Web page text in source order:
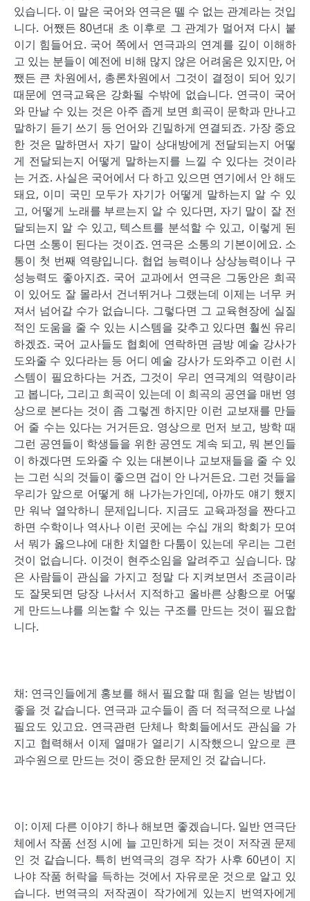
있습니다. 이 말은 국어와 연극은 뗄 수 없는 관계라는 것입
니다. 어쨌든 80년대 초 이후로 그 관계가 멀어져 다시 붙
이기 힘들어요. 국어 쪽에서 연극과의 연계를 깊이 이해하
고 있는 분들이 예전에 비해 많지 않은 어려움은 있지만, 어
쨌든 큰 차원에서, 총론차원에서 그것이 결정이 되어 있기
때문에 연극교육은 강화될 수밖에 없습니다. 연극이 국어
와 만날 수 있는 것은 아주 좁게 보면 희곡이 문학과 만나고
말하기 듣기 쓰기 등 언어와 긴밀하게 연결되죠. 가장 중요
한 것은 말하면서 자기 말이 상대방에게 전달되는지 어떻
게 전달되는지 어떻게 말하는지를 느낄 수 있다는 것이라
는 거죠. 사실은 국어에서 다 하고 있으면 연기에서 안 해도
돼요, 이미 국민 모두가 자기가 어떻게 말하는지 알 수 있
고, 어떻게 노래를 부르는지 알 수 있다면, 자기 말이 잘 전
달되는지 알 수 있고, 텍스트를 분석할 수 있고, 이렇게 된
다면 소통이 된다는 것이죠. 연극은 소통의 기본이에요. 소
통이 첫 번째 역량입니다. 협업 능력이나 상상능력이나 구
성능력도 좋아지죠. 국어 교과에서 연극은 그동안은 희곡
이 있어도 잘 몰라서 건너뛰거나 그랬는데 이제는 너무 커
져서 넘어갈 수가 없습니다. 그렇다면 그 교육현장에 실질
적인 도움을 줄 수 있는 시스템을 갖추고 있다면 훨씬 유리
하겠죠. 국어 교사들도 협회에 연락하면 금방 예술 강사가
도와줄 수 있다라는 등 어디 예술 강사가 도와주고 이런 시
스템이 필요하다는 거죠, 그것이 우리 연극계의 역량이라
고 봅니다, 그리고 희곡이 있는데 이 희곡의 공연을 매번 영
상으로 본다는 것이 좀 그렇겐 하지만 이런 교보재를 만들
어 줄 수는 있다는 거거든요. 영상으로 먼저 보고, 방학 때
그런 공연들이 학생들을 위한 공연도 계속 되고, 뭐 본인들
이 하겠다면 도와줄 수 있는 대본이나 교보재들을 줄 수 있
는 그런 식의 것들이 좋으면 겁이 안 나거든요. 그런 것들을
우리가 앞으로 어떻게 해 나가는가인데, 아까도 얘기 했지
만 워낙 열악하니 문제입니다. 지금도 교육과정을 짠다고
하면 수학이나 역사나 이런 곳에는 수십 개의 학회가 모여
서 뭐가 옳으냐에 대한 치열한 다툼이 있는데 우리는 그런
것이 없습니다. 이것이 현주소임을 알려주고 싶습니다. 많
은 사람들이 관심을 가지고 정말 다 지켜보면서 조금이라
도 잘못되면 당장 나서서 지적하고 올바른 상황으로 어떻
게 만드느냐를 의논할 수 있는 구조를 만드는 것이 필요합
니다.
채: 연극인들에게 홍보를 해서 필요할 때 힘을 얻는 방법이
좋을 것 같습니다. 연극과 교수들이 좀 더 적극적으로 나설
필요도 있고요. 연극관련 단체나 학회들에서도 관심을 가
지고 협력해서 이제 열매가 열리기 시작했으니 앞으로 큰
과수원으로 만드는 것이 중요한 문제인 것 같습니다.
이: 이제 다른 이야기 하나 해보면 좋겠습니다. 일반 연극단
체에서 작품 선정 시에 늘 고민하게 되는 것이 저작권 문제
인 것 같습니다. 특히 번역극의 경우 작가 사후 60년이 지
나야 작품 허락을 득하는 것에서 자유로운 것으로 알고 있
습니다. 번역극의 저작권이 작가에게 있는지 번역자에게